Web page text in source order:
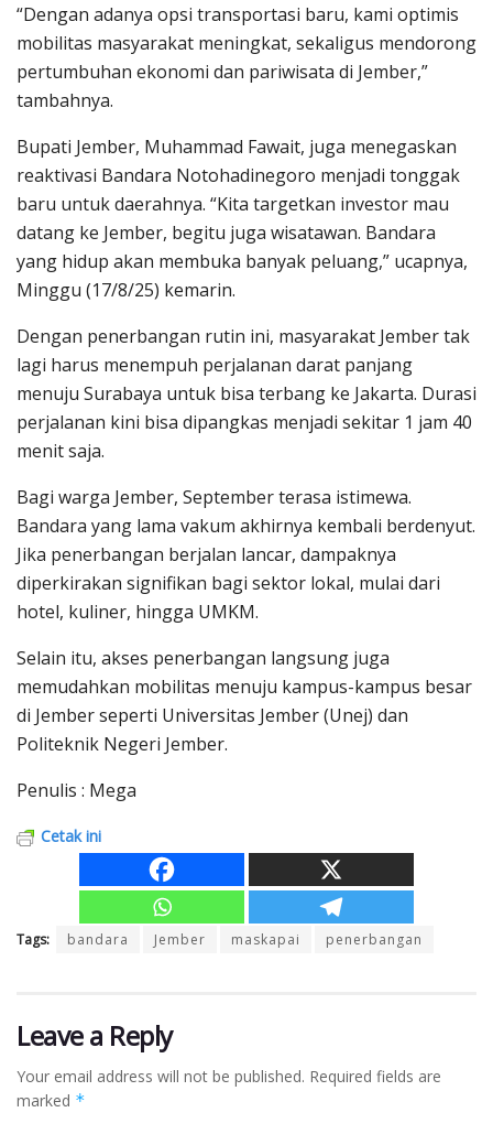
“Dengan adanya opsi transportasi baru, kami optimis
mobilitas masyarakat meningkat, sekaligus mendorong
pertumbuhan ekonomi dan pariwisata di Jember,”
tambahnya.
Bupati Jember, Muhammad Fawait, juga menegaskan
reaktivasi Bandara Notohadinegoro menjadi tonggak
baru untuk daerahnya. “Kita targetkan investor mau
datang ke Jember, begitu juga wisatawan. Bandara
yang hidup akan membuka banyak peluang,” ucapnya,
Minggu (17/8/25) kemarin.
Dengan penerbangan rutin ini, masyarakat Jember tak
lagi harus menempuh perjalanan darat panjang
menuju Surabaya untuk bisa terbang ke Jakarta. Durasi
perjalanan kini bisa dipangkas menjadi sekitar 1 jam 40
menit saja.
Bagi warga Jember, September terasa istimewa.
Bandara yang lama vakum akhirnya kembali berdenyut.
Jika penerbangan berjalan lancar, dampaknya
diperkirakan signifikan bagi sektor lokal, mulai dari
hotel, kuliner, hingga UMKM.
Selain itu, akses penerbangan langsung juga
memudahkan mobilitas menuju kampus-kampus besar
di Jember seperti Universitas Jember (Unej) dan
Politeknik Negeri Jember.
Penulis : Mega
Cetak ini
Tags: bandara Jember maskapai penerbangan
Leave a Reply
Your email address will not be published. Required fields are
marked *